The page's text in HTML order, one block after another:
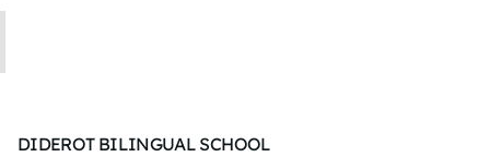
DIDEROT BILINGUAL SCHOOL